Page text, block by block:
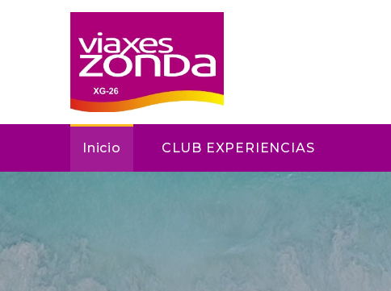
Inicio CLUB EXPERIENCIAS